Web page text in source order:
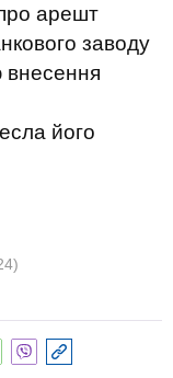
арешт
заводу
внесення
його